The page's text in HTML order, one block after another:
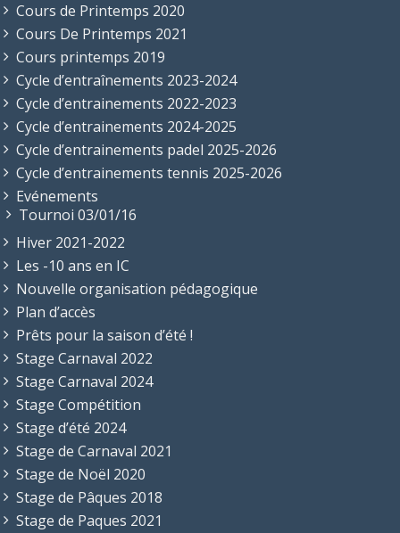
Cours de Printemps 2020
Cours De Printemps 2021
Cours printemps 2019
Cycle d’entraînements 2023-2024
Cycle d’entrainements 2022-2023
Cycle d’entrainements 2024-2025
Cycle d’entrainements padel 2025-2026
Cycle d’entrainements tennis 2025-2026
Evénements
Tournoi 03/01/16
Hiver 2021-2022
Les -10 ans en IC
Nouvelle organisation pédagogique
Plan d’accès
Prêts pour la saison d’été !
Stage Carnaval 2022
Stage Carnaval 2024
Stage Compétition
Stage d’été 2024
Stage de Carnaval 2021
Stage de Noël 2020
Stage de Pâques 2018
Stage de Paques 2021